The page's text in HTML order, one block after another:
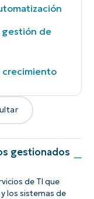
gestión de
crecimiento
gestionados
de TI que
los sistemas de